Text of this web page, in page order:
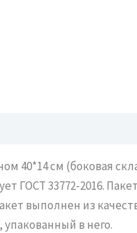
40*14 см (боковая
ГОСТ 33772-2016.
выполнен из
в него.